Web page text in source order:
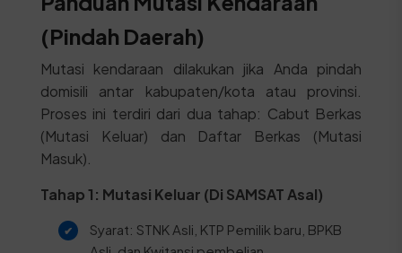
(Pindah Daerah)
Mutasi kendaraan dilakukan jika Anda pindah
domisili antar kabupaten/kota atau provinsi.
Proses ini terdiri dari dua tahap: Cabut Berkas
(Mutasi Keluar) dan Daftar Berkas (Mutasi
Masuk).
Tahap 1: Mutasi Keluar (Di SAMSAT Asal)
Syarat: STNK Asli, KTP Pemilik baru, BPKB